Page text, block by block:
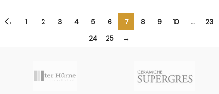
← 1 2 3 4 5 6 7 8 9 10 …
23
24
25 →